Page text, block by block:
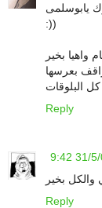
يابوسلمى
:))
واهيا بخير
بعرسها
البلوقات
Reply
بخير
Reply